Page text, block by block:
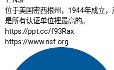
位于美国密西根州，1944年成立
是所有认证单位裡最高的。
https://ppt.cc/f93Rax
https://www.nsf.org